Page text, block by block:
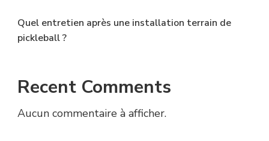
Quel entretien après une installation terrain de
pickleball ?
Recent Comments
Aucun commentaire à afficher.